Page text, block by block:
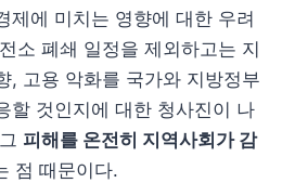
제에 미치는 영향에 대한 우려
소 폐쇄 일정을 제외하고는 지
, 고용 악화를 국가와 지방정부
할 것인지에 대한 청사진이 나
피해를 온전히 지역사회가 감
점 때문이다.